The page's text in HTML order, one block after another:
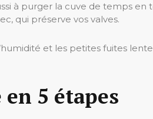
à purger la cuve de temps en
qui préserve vos valves.
et les petites fuites
5 étapes